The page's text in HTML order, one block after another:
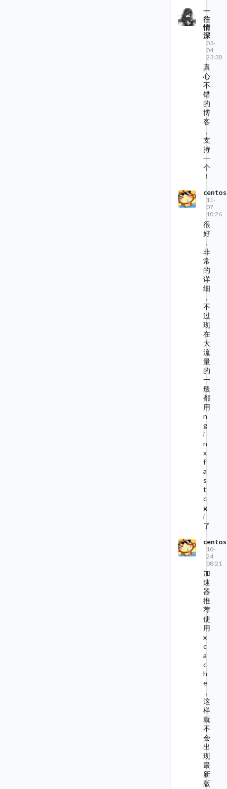
一
往
情
深
03-
04
23:38
真
心
不
错
的
博
客
，
支
持
一
个
！
centos
11-
07
10:26
很
好
，
非
常
的
详
细
，
不
过
现
在
大
流
量
的
一
般
都
用
n
g
i
n
x
f
a
s
t
c
g
i
了
centos
10-
24
08:21
加
速
器
推
荐
使
用
x
c
a
c
h
e
，
这
样
就
不
会
出
现
最
新
版